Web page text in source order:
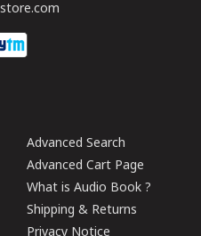
Advanced Search
Advanced Cart Page
What is Audio Book ?
Shipping & Returns
Privacy Notice